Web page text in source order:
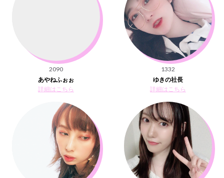
2090
あやねふぉぉ
詳細はこちら
1332
ゆきの社長
詳細はこちら